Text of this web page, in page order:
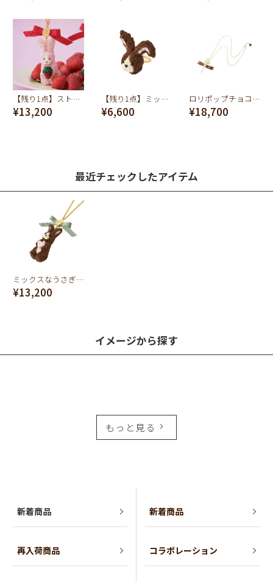
【残り1点】ストロベリーミルクなうさぎ クッキー ネックレス
¥13,200
【残り1点】ミックスなうさぎ クッキーのカオ リング
¥6,600
ロリポップチョコレートスワン ネックレス
¥18,700
最近チェックしたアイテム
ミックスなうさぎ クッキー ネックレス
¥13,200
イメージから探す
もっと見る
新着商品
再入荷商品
新着商品
コラボレーション